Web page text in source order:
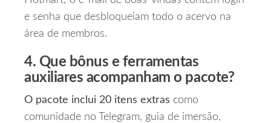
e senha que desbloqueiam todo o acervo na
área de membros.
4. Que bônus e ferramentas
auxiliares acompanham o pacote?
O pacote inclui 20 itens extras como
comunidade no Telegram, guia de imersão,